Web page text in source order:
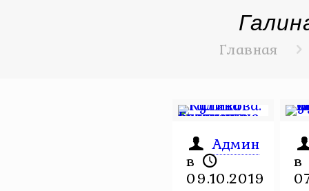
Главная
Админ
в
09.10.2019
в